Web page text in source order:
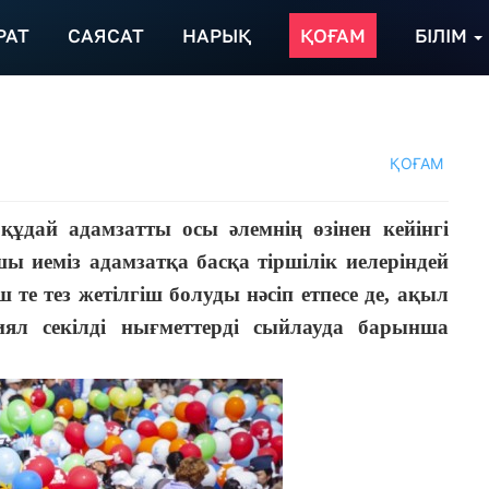
САЯСАТ НАРЫҚ ҚОҒАМ БІЛІМ
ҚОҒАМ
адамзатты осы әлемнің өзінен кейінгі
адамзатқа басқа тіршілік иелеріндей
тез жетілгіш болуды нәсіп етпесе де, ақыл
нығметтерді сыйлауда барынша